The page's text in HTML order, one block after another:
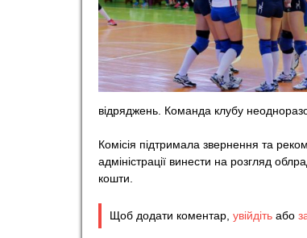
o
r
відряджень. Команда клубу
Комісія підтримала звернення та
адміністрації винести на розгляд
кошти.
Щоб додати коментар, увійдіть або